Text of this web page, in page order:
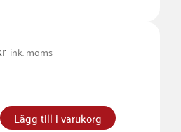
ink. moms
Lägg till i varukorg